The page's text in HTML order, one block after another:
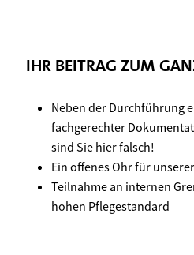
IHR BEITRAG ZUM
Neben der Durchführung
fachgerechter
sind Sie hier falsch!
Ein offenes Ohr für
Teilnahme an internen
hohen Pflegestandard